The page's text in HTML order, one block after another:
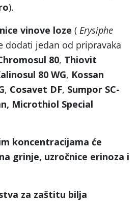
).
vinove loze ( Erysiphe
dodati jedan od pripravaka
80, Thiovit
80 WG, Kossan
, Cosavet DF, Sumpor SC-
Microthiol Special
koncentracijama će
grinje, uzročnice erinoza i
za zaštitu bilja